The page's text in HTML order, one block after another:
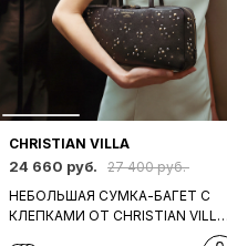
CHRISTIAN VILLA
24 660 руб.
27 400 руб.
НЕБОЛЬШАЯ СУМКА-БАГЕТ С
КЛЕПКАМИ ОТ CHRISTIAN VILLA